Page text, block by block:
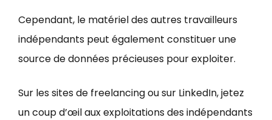
Cependant, le matériel des autres travailleurs
indépendants peut également constituer une
source de données précieuses pour exploiter.
Sur les sites de freelancing ou sur LinkedIn, jetez
un coup d’œil aux exploitations des indépendants